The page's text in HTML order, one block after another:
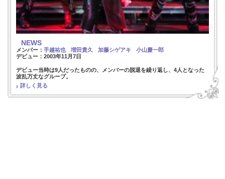
NEWS
メンバー： 手越祐也 増田貴久 加藤シゲアキ
小山慶一郎
デビュー：2003年11月7日
デビュー当時は9人だったものの、メンバーの脱退を繰り返し、4人となった
波乱万丈なグループ。
詳しく見る